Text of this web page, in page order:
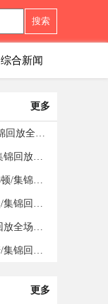
搜索
综合新闻
更多
01月19日 法甲 南特VS巴黎FC/集锦回放全场录像/集锦回放
01月19日 法甲 雷恩VS勒阿弗尔/集锦回放全场录像/集锦回
01月19日 英超 阿斯顿维拉VS埃弗顿/集锦回放全场录像
01月19日 德甲 奥格斯堡VS弗赖堡/集锦回放全场录像/集锦
01月19日 意甲 都灵VS罗马/集锦回放全场录像/集锦回放
01月19日 西甲 塞尔塔VS巴列卡诺/集锦回放全场录像/集锦
更多